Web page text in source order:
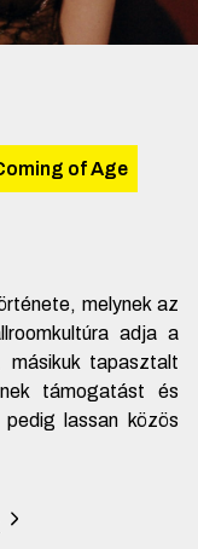
of Age
melynek az
adja a
tapasztalt
támogatást és
lassan közös